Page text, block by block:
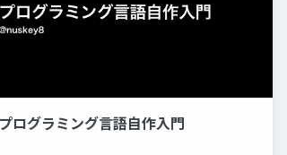
プログラミング言語自作入門